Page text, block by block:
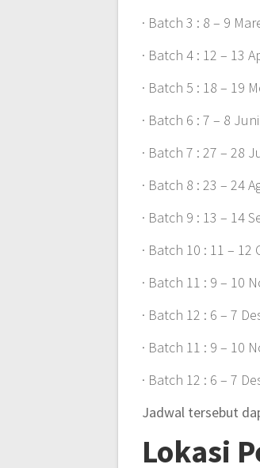
· Batch 3 : 8 – 9
· Batch 4 : 12 – 13
· Batch 5 : 18 – 19
· Batch 6 : 7 – 8
· Batch 7 : 27 – 28
· Batch 8 : 23 – 24
· Batch 9 : 13 – 14
· Batch 10 : 11 –
· Batch 11 : 9 – 10
· Batch 12 : 6 – 7
· Batch 11 : 9 – 10
· Batch 12 : 6 – 7
Jadwal tersebut
Lokasi